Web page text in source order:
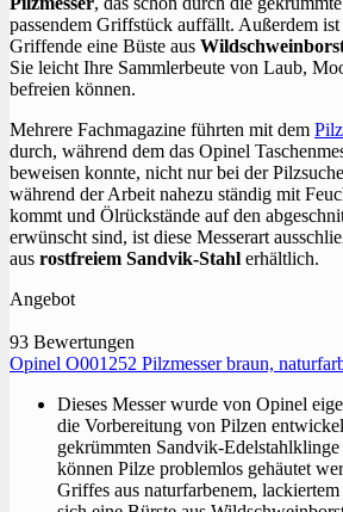
passendem Griffstück auffällt. Außerdem
Griffende eine Büste aus
Sie leicht Ihre Sammlerbeute von Laub,
befreien können.
Mehrere Fachmagazine führten mit dem
durch, während dem das Opinel
beweisen konnte, nicht nur bei der
während der Arbeit nahezu ständig mit
kommt und Ölrückstände auf den
erwünscht sind, ist diese Messerart
aus rostfreiem Sandvik-Stahl erhältlich.
Angebot
93 Bewertungen
Opinel O001252 Pilzmesser braun,
Dieses Messer wurde von Opinel
die Vorbereitung von Pilzen
gekrümmten Sandvik-
können Pilze problemlos gehäutet
Griffes aus naturfarbenem,